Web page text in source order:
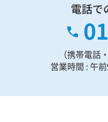
電話で
（携帯電話
営業時間 : 午